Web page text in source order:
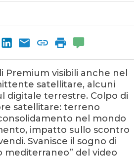
Premium visibili anche nel
satellitare, alcuni
digitale terrestre. Colpo di
satellitare: terreno
nel mondo
impatto sullo scontro
Svanisce il sogno di
mediterraneo” del video